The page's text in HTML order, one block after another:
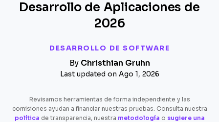
DESARROLLO DE SOFTWARE
Desarrollo de Aplicaciones de
2026
By Christhian Gruhn
Last updated on Ago 1, 2026
Revisamos herramientas de forma independiente y las
comisiones ayudan a financiar nuestras pruebas. Consulta nuestra
política de transparencia, nuestra metodología o sugiere una